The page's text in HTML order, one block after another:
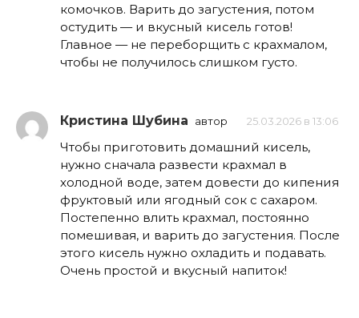
комочков. Варить до загустения, потом
остудить — и вкусный кисель готов!
Главное — не переборщить с крахмалом,
чтобы не получилось слишком густо.
Кристина Шубина автор 25.03.2026 в 13:06
Чтобы приготовить домашний кисель,
нужно сначала развести крахмал в
холодной воде, затем довести до кипения
фруктовый или ягодный сок с сахаром.
Постепенно влить крахмал, постоянно
помешивая, и варить до загустения. После
этого кисель нужно охладить и подавать.
Очень простой и вкусный напиток!